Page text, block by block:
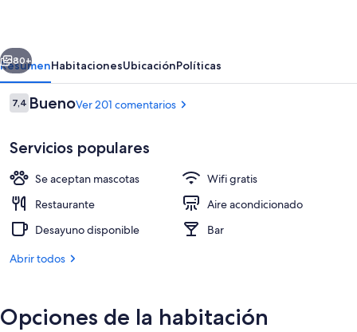
Habitación Confort, 1 cama de
Siguiente
80+
ResumenHabitacionesUbicaciónPolíticas
Comentarios
7,47,4 de 10
BuenoVer 201 comentarios
Servicios populares
Se aceptan mascotas
Wifi gratis
Restaurante
Aire acondicionado
Desayuno disponible
Bar
Abrir todos
Opciones de la habitación